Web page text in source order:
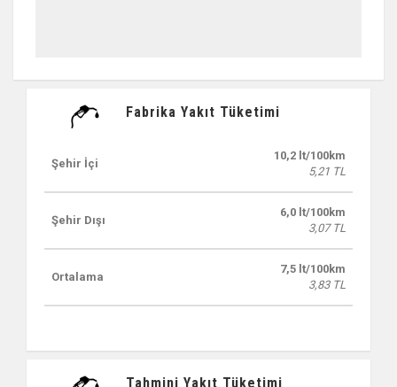
Fabrika Yakıt Tüketimi
Şehir İçi
10,2 lt/100km
5,21 TL
Şehir Dışı
6,0 lt/100km
3,07 TL
Ortalama
7,5 lt/100km
3,83 TL
Tahmini Yakıt Tüketimi